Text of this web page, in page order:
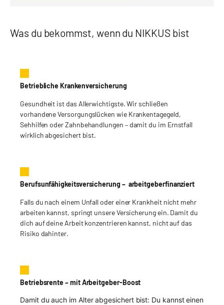
Was du bekommst, wenn du NIKKUS bist
Betriebliche Krankenversicherung
Gesundheit ist das Allerwichtigste. Wir schließen
vorhandene Versorgungslücken wie Krankentagegeld,
Sehhilfen oder Zahnbehandlungen – damit du im Ernstfall
wirklich abgesichert bist.
Berufsunfähigkeitsversicherung – arbeitgeberfinanziert
Falls du nach einem Unfall oder einer Krankheit nicht mehr
arbeiten kannst, springt unsere Versicherung ein. Damit du
dich auf deine Arbeit konzentrieren kannst, nicht auf das
Risiko dahinter.
Betriebsrente – mit Arbeitgeber-Boost
Damit du auch im Alter abgesichert bist: Du kannst einen